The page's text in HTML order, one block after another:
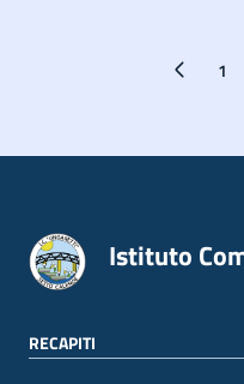
Pagina precedente
1
Istituto
RECAPITI